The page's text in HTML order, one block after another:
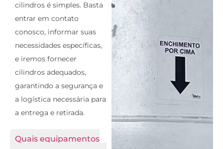
cilindros é simples. Basta
entrar em contato
conosco, informar suas
necessidades específicas,
e iremos fornecer
cilindros adequados,
garantindo a segurança e
a logística necessária para
a entrega e retirada.
Quais equipamentos